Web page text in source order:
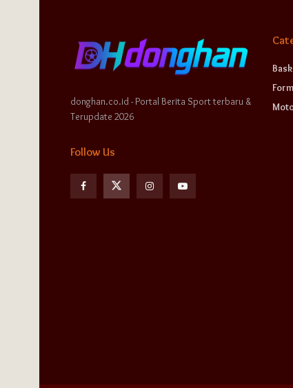
donghan.co.id - Portal Berita Sport terbaru &
Terupdate 2026
Follow Us